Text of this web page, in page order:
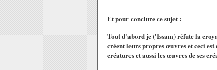
Et pour conclure ce sujet :
Tout d'abord je ('Issam) réfute la
créent leurs propres œuvres et ceci
créatures et aussi les œuvres de ses